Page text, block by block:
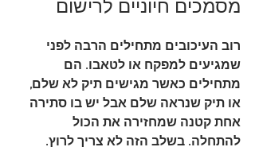
רוב העיכובים מתחילים הרבה לפני
שמגיעים למפקח או לטאבו. הם
מתחילים כאשר מגישים תיק לא שלם,
או תיק שנראה שלם אבל יש בו סתירה
אחת קטנה שמחזירה את הכול
להתחלה. בשלב הזה לא צריך לרוץ.